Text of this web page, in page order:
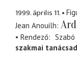
1999. április 11.
Jean Anouilh
Rendező
szakmai